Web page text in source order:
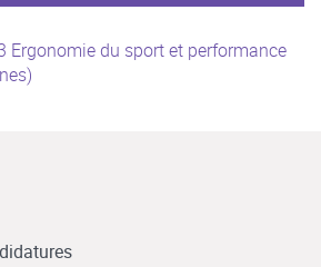
Ergonomie du sport et performance